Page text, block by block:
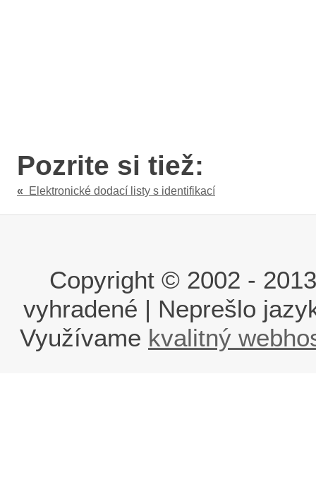
Pozrite si tiež:
« Elektronické dodací listy s identifikací
Copyright © 2002 -
vyhradené | Neprešlo
Využívame kvalitný